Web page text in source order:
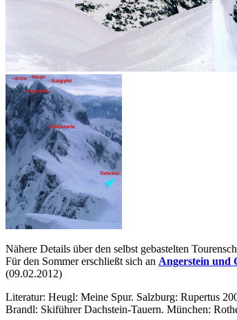
Nähere Details über den selbst gebastelten
Für den Sommer erschließt sich an Angerstein und
(09.02.2012)
Literatur: Heugl: Meine Spur. Salzburg: Rupertus
Brandl: Skiführer Dachstein-Tauern. München: